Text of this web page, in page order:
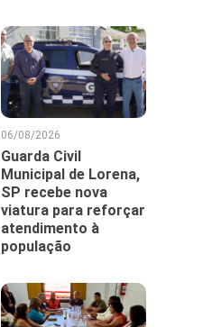
06/08/2026
Guarda Civil
Municipal de Lorena,
SP recebe nova
viatura para reforçar
atendimento à
população